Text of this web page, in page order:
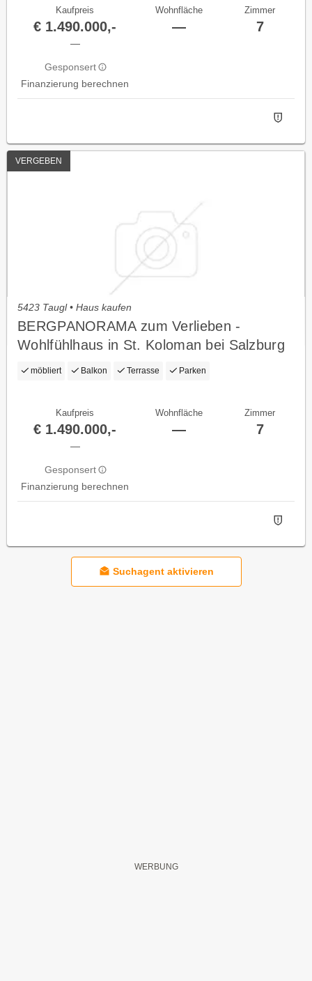
Kaufpreis
€ 1.490.000,-
—
Gesponsert
Finanzierung berechnen
Wohnfläche
—
Zimmer
7
VERGEBEN
5423 Taugl • Haus kaufen
BERGPANORAMA zum Verlieben -
Wohlfühlhaus in St. Koloman bei Salzburg
möbliert Balkon Terrasse Parken
Kaufpreis
€ 1.490.000,-
—
Gesponsert
Finanzierung berechnen
Wohnfläche
—
Zimmer
7
Suchagent aktivieren